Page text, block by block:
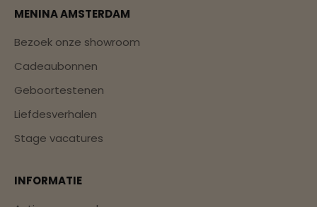
MENINA AMSTERDAM
Bezoek onze showroom
Cadeaubonnen
Geboortestenen
Liefdesverhalen
Stage vacatures
INFORMATIE